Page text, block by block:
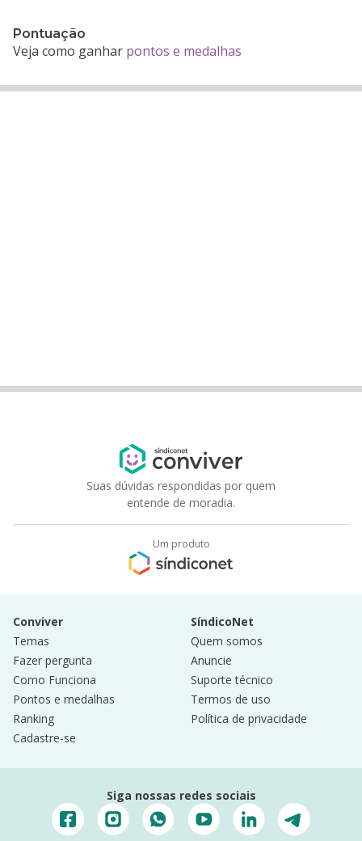
Pontuação
Veja como ganhar pontos e medalhas
Suas dúvidas respondidas por quem
entende de moradia.
Um produto
Conviver
Temas
Fazer pergunta
Como Funciona
Pontos e medalhas
Ranking
Cadastre-se
SíndicoNet
Quem somos
Anuncie
Suporte técnico
Termos de uso
Política de privacidade
Siga nossas redes sociais